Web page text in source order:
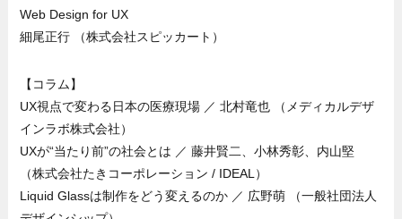
Web Design for UX
細尾正行 （株式会社スピッカート）
【コラム】
UX視点で変わる日本の医療現場 ／ 北村竜也 （メディカルデザ
インラボ株式会社）
UXが“当たり前”の社会とは ／ 藤井賢二、小林秀彰、内山堅
（株式会社たきコーポレーション / IDEAL）
Liquid Glassは制作をどう変えるのか ／ 広野萌 （一般社団法人